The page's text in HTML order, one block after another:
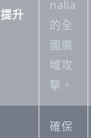
提升
nalia
的全
圖廣
域攻
擊。
確保